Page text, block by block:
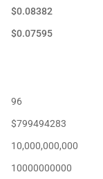
$0.08382
$0.07595
96
$799494283
10,000,000,000
10000000000